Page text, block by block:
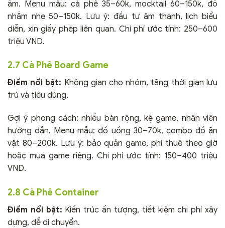
ấm. Menu mẫu: cà phê 35–60k, mocktail 60–150k, đồ
nhắm nhẹ 50–150k. Lưu ý: đầu tư âm thanh, lịch biểu
diễn, xin giấy phép liên quan. Chi phí ước tính: 250–600
triệu VND.
2.7 Cà Phê Board Game
Điểm nổi bật: Không gian cho nhóm, tăng thời gian lưu
trú và tiêu dùng.
Gợi ý phong cách: nhiều bàn rộng, kệ game, nhân viên
hướng dẫn. Menu mẫu: đồ uống 30–70k, combo đồ ăn
vặt 80–200k. Lưu ý: bảo quản game, phí thuê theo giờ
hoặc mua game riêng. Chi phí ước tính: 150–400 triệu
VND.
2.8 Cà Phê Container
Điểm nổi bật: Kiến trúc ấn tượng, tiết kiệm chi phí xây
dựng, dễ di chuyển.